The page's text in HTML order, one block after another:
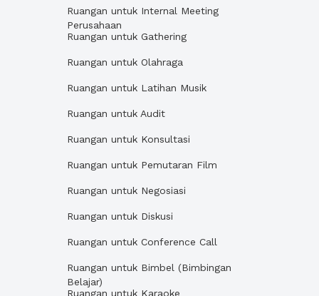
Ruangan untuk Internal Meeting
Perusahaan
Ruangan untuk Gathering
Ruangan untuk Olahraga
Ruangan untuk Latihan Musik
Ruangan untuk Audit
Ruangan untuk Konsultasi
Ruangan untuk Pemutaran Film
Ruangan untuk Negosiasi
Ruangan untuk Diskusi
Ruangan untuk Conference Call
Ruangan untuk Bimbel (Bimbingan
Belajar)
Ruangan untuk Karaoke